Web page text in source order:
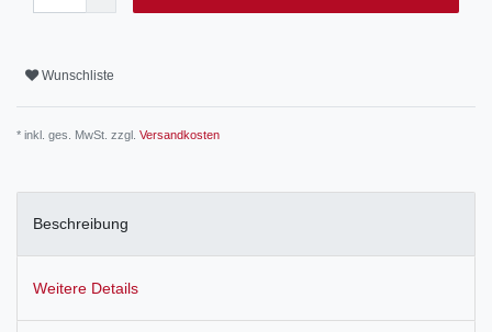
Wunschliste
* inkl. ges. MwSt. zzgl. Versandkosten
Beschreibung
Weitere Details